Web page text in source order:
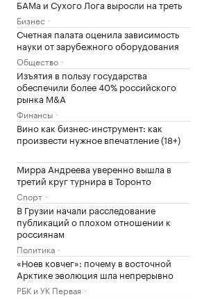
БАМа и Сухого Лога выросли на треть
Бизнес
Счетная палата оценила зависимость
науки от зарубежного оборудования
Общество
Изъятия в пользу государства
обеспечили более 40% российского
рынка M&A
Финансы
Вино как бизнес-инструмент: как
произвести нужное впечатление (18+)
Мирра Андреева уверенно вышла в
третий круг турнира в Торонто
Спорт
В Грузии начали расследование
публикаций о плохом отношении к
россиянам
Политика
«Ноев ковчег»: почему в восточной
Арктике эволюция шла непрерывно
РБК и УК Первая